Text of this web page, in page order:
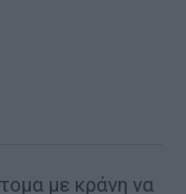
με κράνη να